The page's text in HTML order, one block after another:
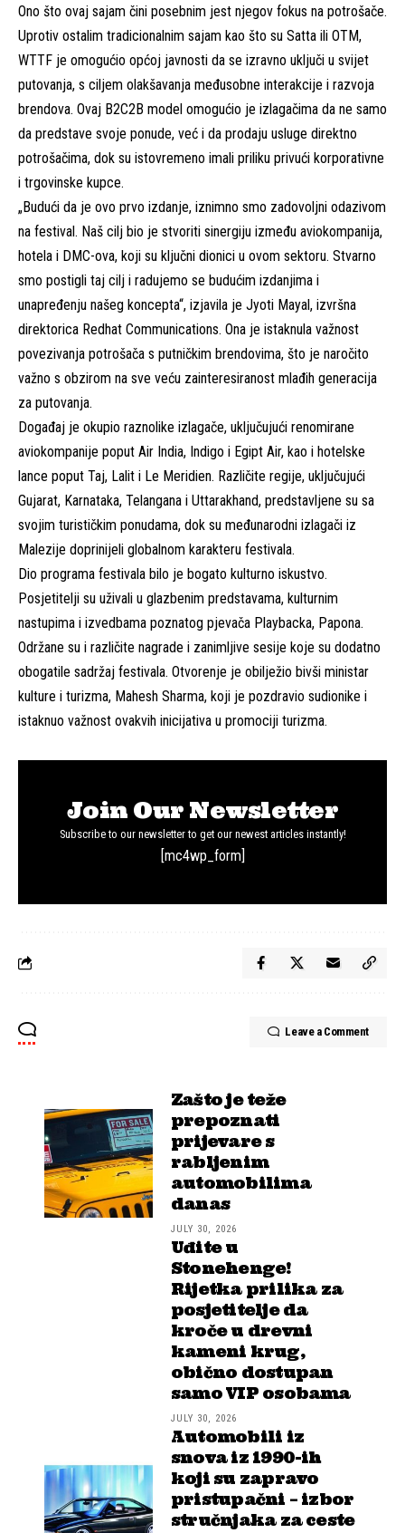
Ono što ovaj sajam čini posebnim jest njegov fokus na potrošače.
Uprotiv ostalim tradicionalnim sajam kao što su Satta ili OTM,
WTTF je omogućio općoj javnosti da se izravno uključi u svijet
putovanja, s ciljem olakšavanja međusobne interakcije i razvoja
brendova. Ovaj B2C2B model omogućio je izlagačima da ne samo
da predstave svoje ponude, već i da prodaju usluge direktno
potrošačima, dok su istovremeno imali priliku privući korporativne
i trgovinske kupce.
„Budući da je ovo prvo izdanje, iznimno smo zadovoljni odazivom
na festival. Naš cilj bio je stvoriti sinergiju između aviokompanija,
hotela i DMC-ova, koji su ključni dionici u ovom sektoru. Stvarno
smo postigli taj cilj i radujemo se budućim izdanjima i
unapređenju našeg koncepta“, izjavila je Jyoti Mayal, izvršna
direktorica Redhat Communications. Ona je istaknula važnost
povezivanja potrošača s putničkim brendovima, što je naročito
važno s obzirom na sve veću zainteresiranost mlađih generacija
za putovanja.
Događaj je okupio raznolike izlagače, uključujući renomirane
aviokompanije poput Air India, Indigo i Egipt Air, kao i hotelske
lance poput Taj, Lalit i Le Meridien. Različite regije, uključujući
Gujarat, Karnataka, Telangana i Uttarakhand, predstavljene su sa
svojim turističkim ponudama, dok su međunarodni izlagači iz
Malezije doprinijeli globalnom karakteru festivala.
Dio programa festivala bilo je bogato kulturno iskustvo.
Posjetitelji su uživali u glazbenim predstavama, kulturnim
nastupima i izvedbama poznatog pjevača Playbacka, Papona.
Održane su i različite nagrade i zanimljive sesije koje su dodatno
obogatile sadržaj festivala. Otvorenje je obilježio bivši ministar
kulture i turizma, Mahesh Sharma, koji je pozdravio sudionike i
istaknuo važnost ovakvih inicijativa u promociji turizma.
Join Our Newsletter
Subscribe to our newsletter to get our newest articles instantly!
[mc4wp_form]
Leave a Comment
Zašto je teže
prepoznati
prijevare s
rabljenim
automobilima
danas
JULY 30, 2026
Uđite u
Stonehenge!
Rijetka prilika za
posjetitelje da
kroče u drevni
kameni krug,
obično dostupan
samo VIP osobama
JULY 30, 2026
Automobili iz
snova iz 1990-ih
koji su zapravo
pristupačni – izbor
stručnjaka za ceste